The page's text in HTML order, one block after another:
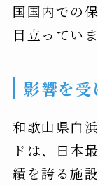
国国内での
目立っていま
影響を受
和歌山県白
ドは、日本
績を誇る施